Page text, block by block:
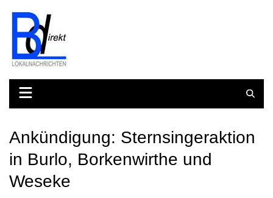
Skip
to
content
Ankündigung: Sternsingeraktion
in Burlo, Borkenwirthe und
Weseke